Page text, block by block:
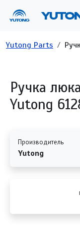
Строка
Yutong Parts
Ручка
Yutong
Производитель
Yutong